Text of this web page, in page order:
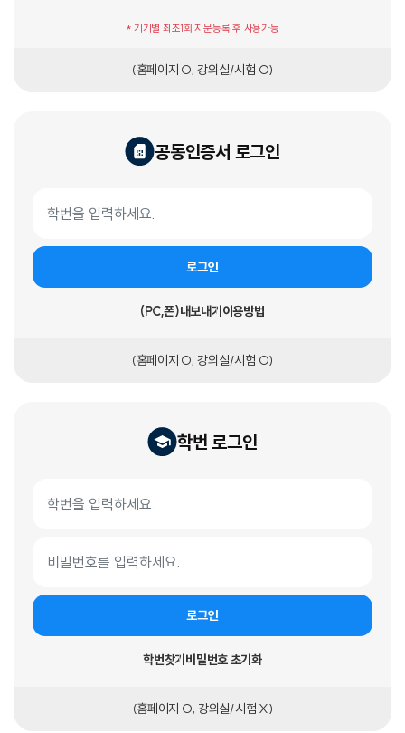
* 기기별 최초1회 지문등록 후 사용가능
(홈페이지 O, 강의실/시험 O)
공동인증서 로그인
로그인
(PC,폰)내보내기이용방법
(홈페이지 O, 강의실/시험 O)
학번 로그인
로그인
학번찾기비밀번호 초기화
(홈페이지 O, 강의실/시험 X)